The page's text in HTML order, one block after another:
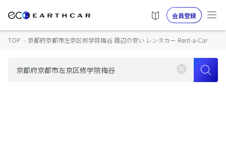
会員登録
TOP › 京都府京都市左京区修学院梅谷 周辺の安い レンタカー Rent-a-Car